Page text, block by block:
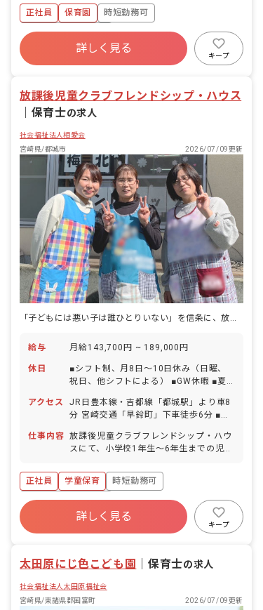
105日（有休は別途付与） ※お子様の体
調不良や行事による、遅刻・早退・欠勤
などの相談も柔軟に対応いたします。
（水・土なし）記入 ・児童票などの記録
正社員 保育園
時短勤務可
ボーナス・賞与あり
寮・住宅・家賃補助あり
社会保険完備
残業少なめ
詳しく見る
キープ
放課後児童クラブフレンドシップ・ハウス
保育士の求人
社会福祉法人相愛会
宮崎県/都城市
2026/07/09更新
「子どもには悪い子は誰ひとりいない」を信条に、放課後の居場所をつくる学童保育です。
給与 月給143,700円 ~ 189,000円
休日
■シフト制、月8日～10日休み（日曜、
祝日、他シフトによる） ■GW休暇 ■夏
29日～1月3日、最大6日間）※有給休暇
の取得として処理 ■有給休暇（取得率
70％／半日単位での取得可／5日以上の
取得も可能） ■慶弔休暇 ■産前産後・育
■介護・看護休暇 ■生理休暇 ※年間休日
105日（有休は別途付与） ※お子様の体
などの相談も柔軟に対応いたします。
アクセス
JR日豊本線・吉都線「都城駅」より車8
分 宮崎交通「早鈴町」下車徒歩6分 ■マ
仕事内容 放課後児童クラブフレンドシップ・ハウ
スにて、小学校1年生～6年生までの児童
正社員
学童保育
時短勤務可
ボーナス・賞与あり
寮・住宅・家賃補助あり
社会保険完備
昇給昇進あり
詳しく見る
キープ
太田原にじ色こども園 ｜保育士の求人
社会福祉法人太田原福祉会
宮崎県/東諸県郡国富町
2026/07/09更新